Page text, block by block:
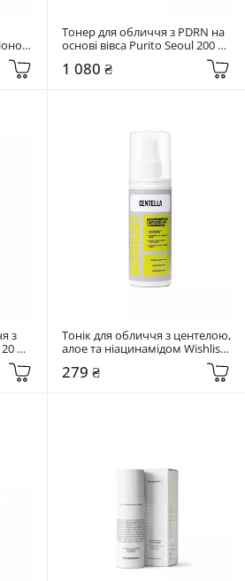
Тонер для обличчя з PDRN на
основі вівса Purito Seoul 200
мл Oat PDRN Gentle Refining
Toner
1 080 ₴
з
мл
Тонік для обличчя з центелою,
алое та ніацинамідом Wishlist
279 ₴